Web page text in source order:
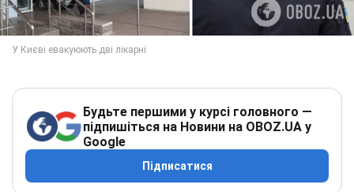
Будьте першими у курсі головного —
підпишіться на Новини на OBOZ.UA у
Google
Підписатися